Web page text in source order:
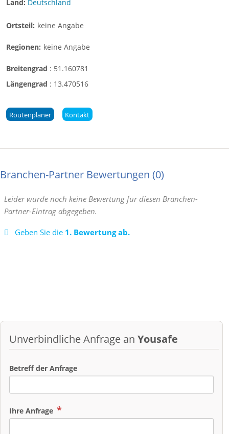
Land: Deutschland
Ortsteil: keine Angabe
Regionen: keine Angabe
Breitengrad : 51.160781
Längengrad : 13.470516
Routenplaner Kontakt
Branchen-Partner Bewertungen 0
Leider wurde noch keine Bewertung für diesen Branchen-
Partner-Eintrag abgegeben.
Geben Sie die 1. Bewertung ab.
Unverbindliche Anfrage an Yousafe
Betreff der Anfrage
Ihre Anfrage